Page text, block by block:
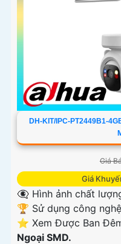
DH-KIT/IPC-PT2449B1-
Giá
Giá
👁️‍🗨 Hình ảnh chất
🏆 Sử dụng công
⭐ Xem Được Ban
Ngoại SMD.